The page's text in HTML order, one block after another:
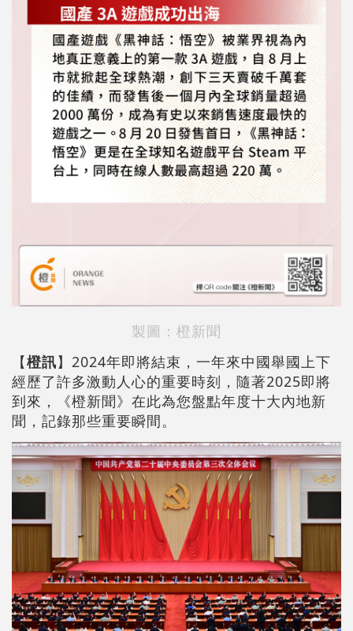
製圖：橙新聞
【橙訊】2024年即將結束，一年來中國舉國上下
經歷了許多激動人心的重要時刻，隨著2025即將
到來，《橙新聞》在此為您盤點年度十大內地新
聞，記錄那些重要瞬間。